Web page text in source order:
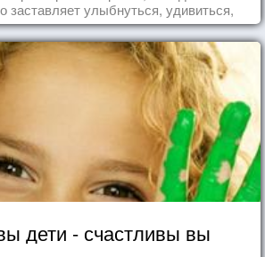
заставляет улыбнуться, удивиться,
восхититься...
дети - счастливы вы